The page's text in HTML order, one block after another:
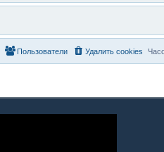
Удалить cookies
Пользователи